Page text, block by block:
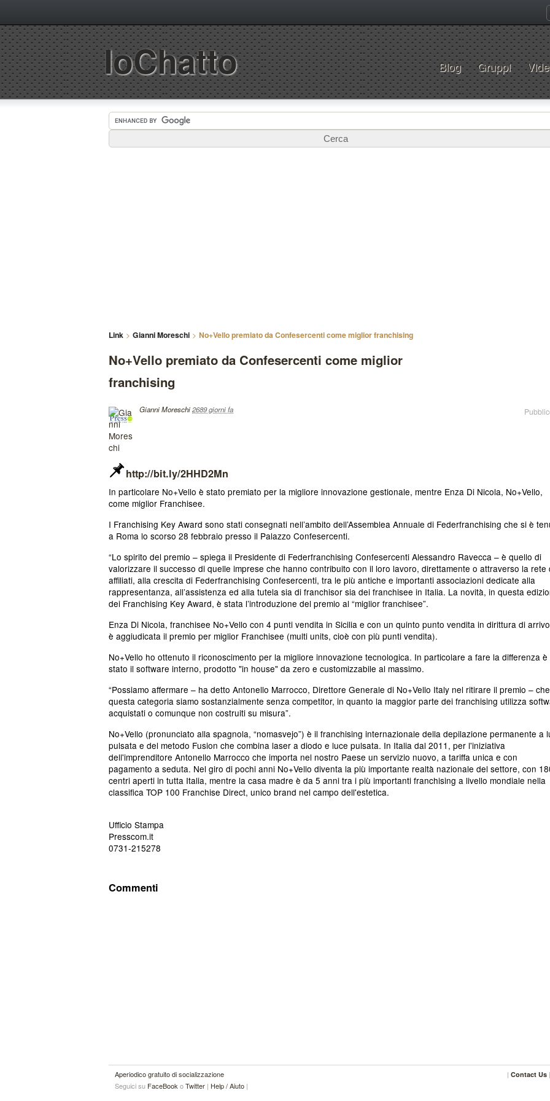
IoChatto Blog Gruppi
Link Gianni Moreschi No+Vello premiato da Confesercenti come miglior franchising
No+Vello premiato da Confesercenti come miglior
franchising
Gianni Moreschi2689 giorni fa
http://bit.ly/2HHD2Mn
In particolare No+Vello è stato premiato per la migliore innovazione gestionale, mentre Enza Di Nicola, No+Vello,
come miglior Franchisee.
I Franchising Key Award sono stati consegnati nell’ambito dell’Assemblea Annuale di Federfranchising che si è
a Roma lo scorso 28 febbraio presso il Palazzo Confesercenti.
“Lo spirito del premio – spiega il Presidente di Federfranchising Confesercenti Alessandro Ravecca – è quello di
valorizzare il successo di quelle imprese che hanno contribuito con il loro lavoro, direttamente o attraverso la rete
affiliati, alla crescita di Federfranchising Confesercenti, tra le più antiche e importanti associazioni dedicate alla
rappresentanza, all’assistenza ed alla tutela sia di franchisor sia dei franchisee in Italia. La novità, in questa
dei Franchising Key Award, è stata l’introduzione del premio al “miglior franchisee”.
Enza Di Nicola, franchisee No+Vello con 4 punti vendita in Sicilia e con un quinto punto vendita in dirittura di
è aggiudicata il premio per miglior Franchisee (multi units, cioè con più punti vendita).
No+Vello ho ottenuto il riconoscimento per la migliore innovazione tecnologica. In particolare a fare la differenza è
stato il software interno, prodotto "in house" da zero e customizzabile al massimo.
“Possiamo affermare – ha detto Antonello Marrocco, Direttore Generale di No+Vello Italy nel ritirare il premio –
questa categoria siamo sostanzialmente senza competitor, in quanto la maggior parte dei franchising utilizza
acquistati o comunque non costruiti su misura”.
No+Vello (pronunciato alla spagnola, “nomasvejo”) è il franchising internazionale della depilazione permanente a
pulsata e del metodo Fusion che combina laser a diodo e luce pulsata. In Italia dal 2011, per l'iniziativa
dell'imprenditore Antonello Marrocco che importa nel nostro Paese un servizio nuovo, a tariffa unica e con
pagamento a seduta. Nel giro di pochi anni No+Vello diventa la più importante realtà nazionale del settore, con
centri aperti in tutta Italia, mentre la casa madre è da 5 anni tra i più importanti franchising a livello mondiale nella
classifica TOP 100 Franchise Direct, unico brand nel campo dell'estetica.
Ufficio Stampa
Presscom.it
0731-215278
Commenti
Aperiodico gratuito di socializzazione
Seguici su FaceBook oTwitter | Help / Aiuto |
| Contact Us |